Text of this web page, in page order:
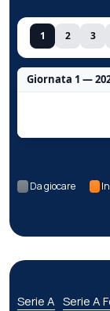
1 2 3
Giornata 1 —
Da giocare
Serie A Serie A